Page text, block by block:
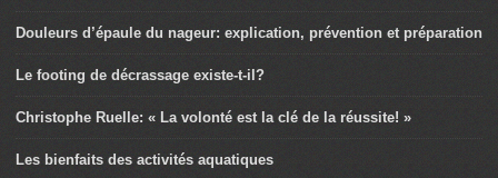
Douleurs d’épaule du nageur: explication, prévention et préparation
Le footing de décrassage existe-t-il?
Christophe Ruelle: « La volonté est la clé de la réussite! »
Les bienfaits des activités aquatiques